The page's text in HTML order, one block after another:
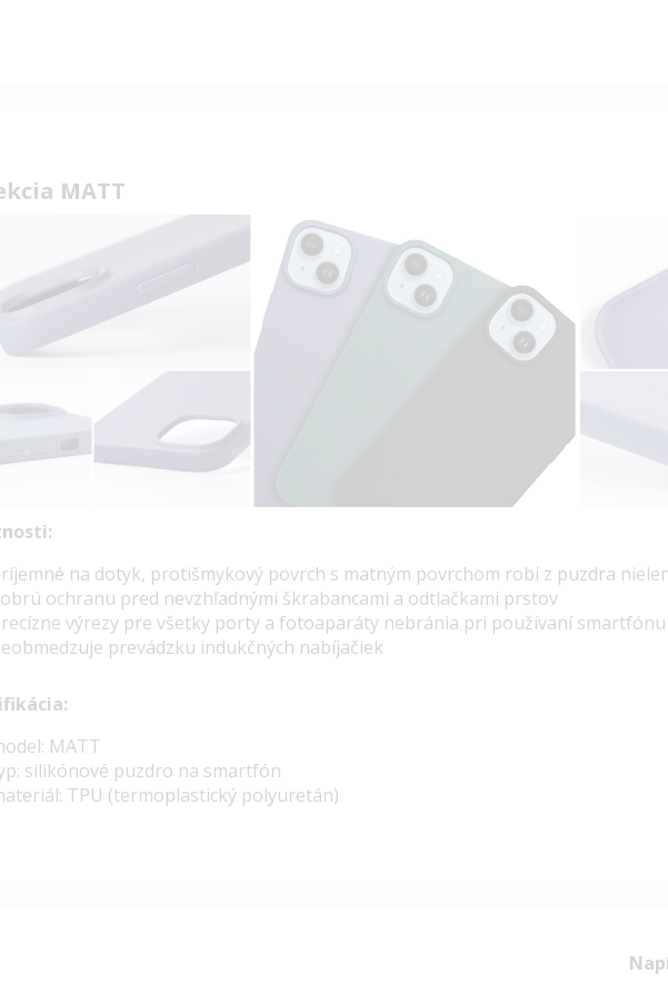
MATT
íjemné na dotyk, protišmykový povrch s matným povrchom robí z puzdra
ochranu pred nevzhľadnými škrabancami a odtlačkami prstov
výrezy pre všetky porty a fotoaparáty nebránia pri používaní
prevádzku indukčných nabíjačiek
MATT
silikónové puzdro na smartfón
TPU (termoplastický polyuretán)